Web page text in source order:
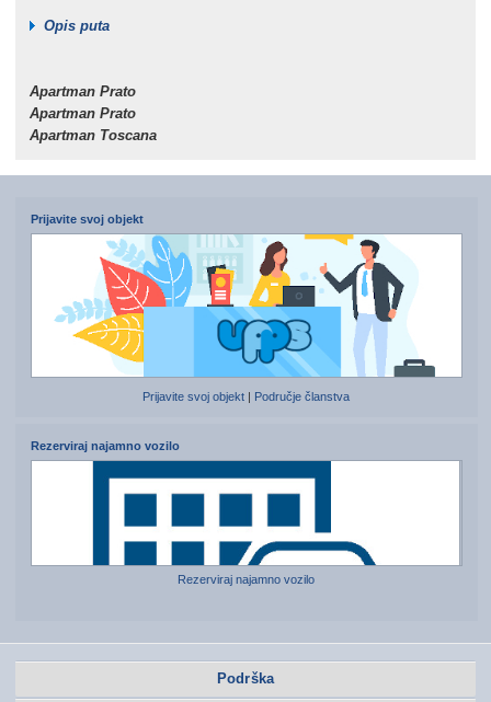
Opis puta
Apartman Prato
Apartman Prato
Apartman Toscana
Prijavite svoj objekt
Prijavite svoj objekt Područje članstva
Rezerviraj najamno vozilo
Rezerviraj najamno vozilo
Podrška